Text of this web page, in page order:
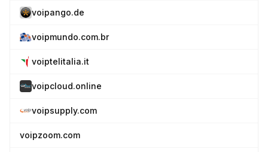
voipango.de
voipmundo.com.br
voiptelitalia.it
voipcloud.online
voipsupply.com
voipzoom.com